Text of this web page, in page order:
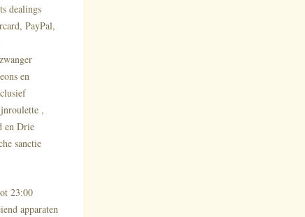
dealings
PayPal,
en
,
en Drie
sanctie
23:00
apparaten